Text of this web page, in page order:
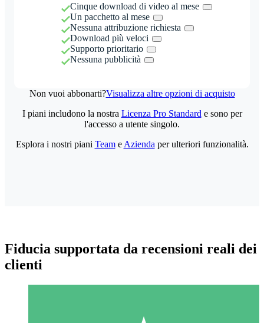
Cinque download di video al mese
Un pacchetto al mese
Nessuna attribuzione richiesta
Download più veloci
Supporto prioritario
Nessuna pubblicità
Non vuoi abbonarti?Visualizza altre opzioni di acquisto
I piani includono la nostra Licenza Pro Standard e sono per
l'accesso a utente singolo.
Esplora i nostri piani Teame Azienda per ulteriori funzionalità.
Fiducia supportata da recensioni reali dei
clienti